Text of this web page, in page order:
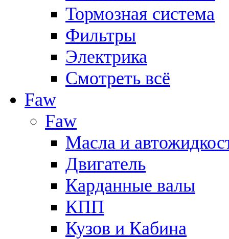
Тормозная система
Фильтры
Электрика
Смотреть всё
Faw
Faw
Масла и
Двигатель
Карданные валы
КПП
Кузов и Кабина